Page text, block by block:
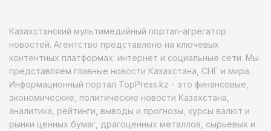
Казахстанский мультимедийный портал-агрегатор
новостей. Агентство представлено на ключевых
контентных платформах: интернет и социальные сети. Мы
представляем главные новости Казахстана, СНГ и мира.
Информационный портал TopPress.kz - это финансовые,
экономические, политические новости Казахстана,
аналитика, рейтинги, выводы и прогнозы, курсы валют и
рынки ценных бумаг, драгоценных металлов, сырьевых и